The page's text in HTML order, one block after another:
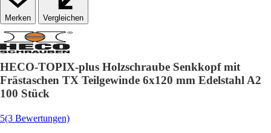
Vergleichen
HECO-TOPIX-plus Holzschraube Senkkopf mit
Frästaschen TX Teilgewinde 6x120 mm Edelstahl A2
100 Stück
5(3 Bewertungen)